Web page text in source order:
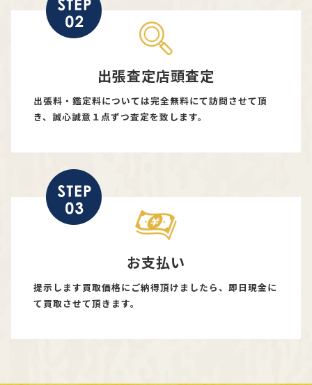
出張査定店頭査定
出張料・鑑定料については完全無料にて訪問させて頂
き、誠心誠意１点ずつ査定を致します。
お支払い
提示します買取価格にご納得頂けましたら、即日現金に
て買取させて頂きます。